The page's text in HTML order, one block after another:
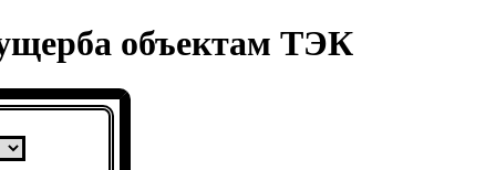
объектам ТЭК